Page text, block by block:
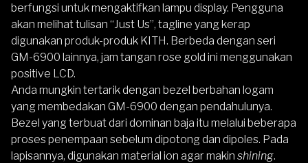
berfungsi untuk mengaktifkan lampu display. Pengguna
akan melihat tulisan “Just Us”, tagline yang kerap
digunakan produk-produk KITH. Berbeda dengan seri
GM-6900 lainnya, jam tangan rose gold ini menggunakan
positive LCD.
Anda mungkin tertarik dengan bezel berbahan logam
yang membedakan GM-6900 dengan pendahulunya.
Bezel yang terbuat dari dominan baja itu melalui beberapa
proses penempaan sebelum dipotong dan dipoles. Pada
lapisannya, digunakan material ion agar makin shining.